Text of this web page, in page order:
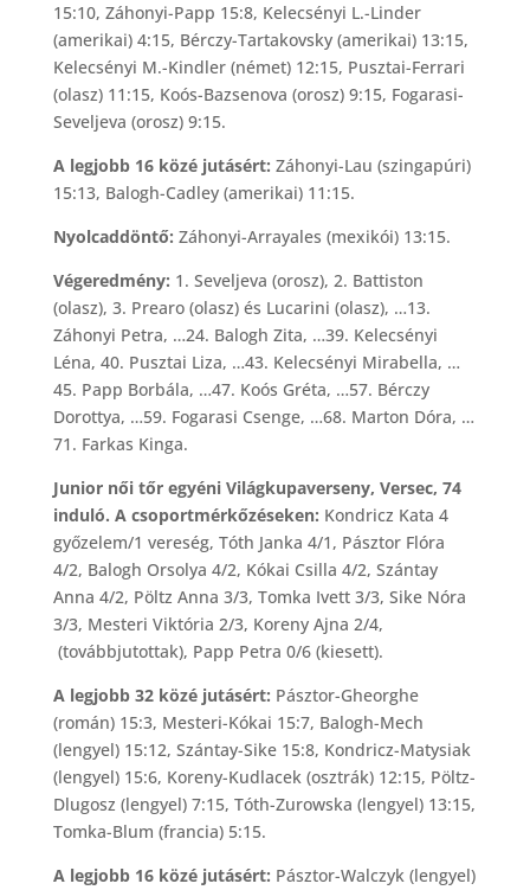
15:10, Záhonyi-Papp 15:8, Kelecsényi L.-Linder
(amerikai) 4:15, Bérczy-Tartakovsky (amerikai) 13:15,
Kelecsényi M.-Kindler (német) 12:15, Pusztai-Ferrari
(olasz) 11:15, Koós-Bazsenova (orosz) 9:15, Fogarasi-
Seveljeva (orosz) 9:15.
A legjobb 16 közé jutásért: Záhonyi-Lau (szingapúri)
15:13, Balogh-Cadley (amerikai) 11:15.
Nyolcaddöntő: Záhonyi-Arrayales (mexikói) 13:15.
Végeredmény: 1. Seveljeva (orosz), 2. Battiston
(olasz), 3. Prearo (olasz) és Lucarini (olasz), …13.
Záhonyi Petra, …24. Balogh Zita, …39. Kelecsényi
Léna, 40. Pusztai Liza, …43. Kelecsényi Mirabella, …
45. Papp Borbála, …47. Koós Gréta, …57. Bérczy
Dorottya, …59. Fogarasi Csenge, …68. Marton Dóra, …
71. Farkas Kinga.
Junior női tőr egyéni Világkupaverseny, Versec, 74
induló. A csoportmérkőzéseken: Kondricz Kata 4
győzelem/1 vereség, Tóth Janka 4/1, Pásztor Flóra
4/2, Balogh Orsolya 4/2, Kókai Csilla 4/2, Szántay
Anna 4/2, Pöltz Anna 3/3, Tomka Ivett 3/3, Sike Nóra
3/3, Mesteri Viktória 2/3, Koreny Ajna 2/4,
(továbbjutottak), Papp Petra 0/6 (kiesett).
A legjobb 32 közé jutásért: Pásztor-Gheorghe
(román) 15:3, Mesteri-Kókai 15:7, Balogh-Mech
(lengyel) 15:12, Szántay-Sike 15:8, Kondricz-Matysiak
(lengyel) 15:6, Koreny-Kudlacek (osztrák) 12:15, Pöltz-
Dlugosz (lengyel) 7:15, Tóth-Zurowska (lengyel) 13:15,
Tomka-Blum (francia) 5:15.
A legjobb 16 közé jutásért: Pásztor-Walczyk (lengyel)